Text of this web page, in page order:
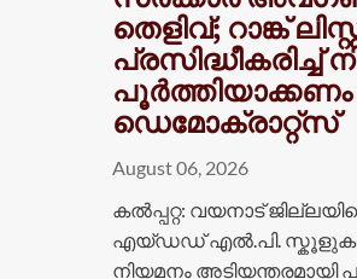
തെളിവ്; റാങ്ക്
പ്രസിദ്ധീകരിച്ച്
ഡെമോക്രാറ്റ്സ്
August 06, 2026
കൽപ്പറ്റ: വയനാട്
എയ്ഡഡ് എൽ.പി.
നിയമനം അടിയന്തരമായി